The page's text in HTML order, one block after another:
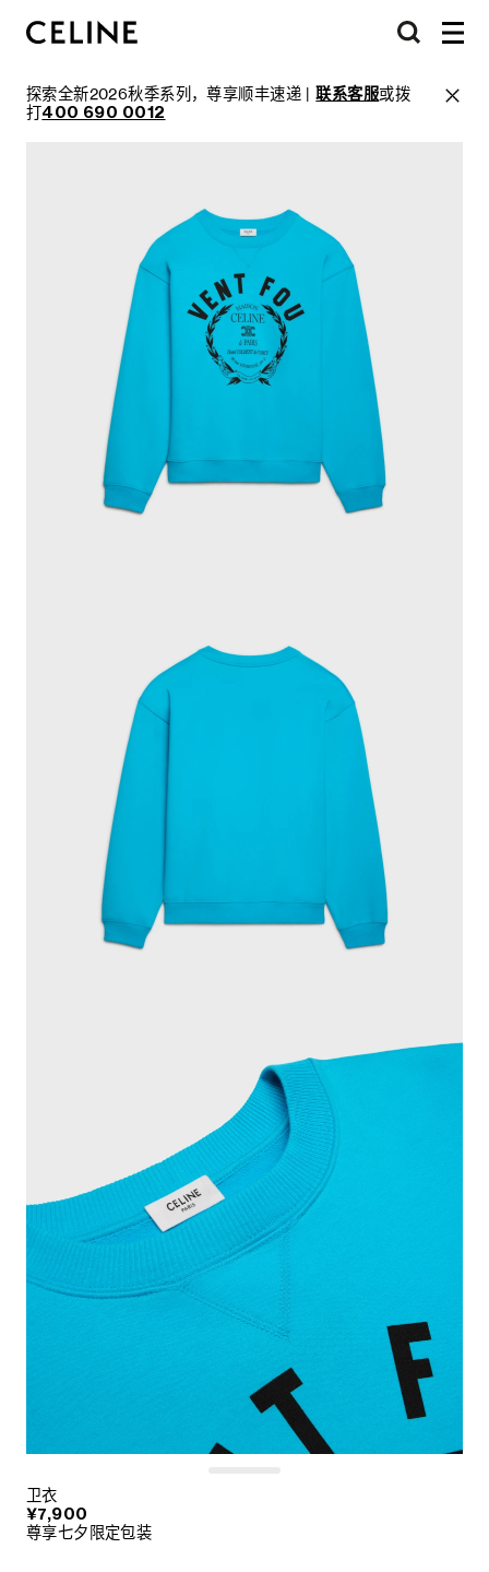
探索全新2026秋季系列，尊享顺丰速递 |联系客服或拨
打400 690 0012
卫衣
¥7,900
尊享七夕限定包装